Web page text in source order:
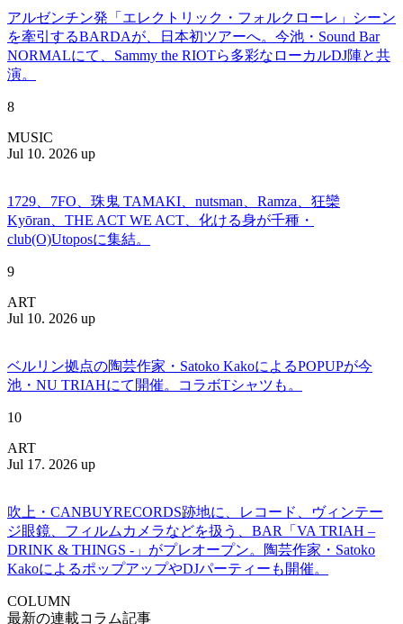
アルゼンチン発「エレクトリック・フォルクローレ」シーン
を牽引するBARDAが、日本初ツアーへ。今池・Sound Bar
NORMALにて、Sammy the RIOTら多彩なローカルDJ陣と共
演。
8
MUSIC
Jul 10. 2026 up
1729、7FO、珠鬼 TAMAKI、nutsman、Ramza、狂欒
Kyōran、THE ACT WE ACT、化ける身が千種・
club(O)Utoposに集結。
9
ART
Jul 10. 2026 up
ベルリン拠点の陶芸作家・Satoko KakoによるPOPUPが今
池・NU TRIAHにて開催。コラボTシャツも。
10
ART
Jul 17. 2026 up
吹上・CANBUYRECORDS跡地に、レコード、ヴィンテー
ジ眼鏡、フィルムカメラなどを扱う、BAR「VA TRIAH –
DRINK & THINGS -」がプレオープン。陶芸作家・Satoko
KakoによるポップアップやDJパーティーも開催。
COLUMN
最新の連載コラム記事